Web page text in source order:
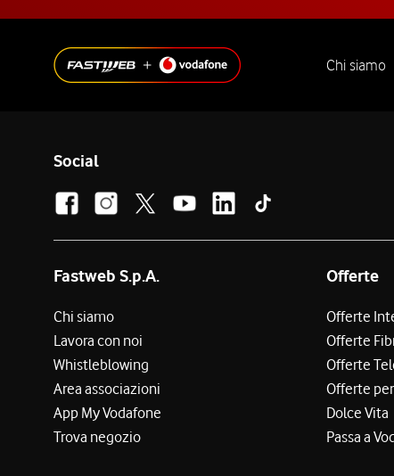
Chi siamo
Social
Fastweb S.p.A.
Chi siamo
Lavora con noi
Whistleblowing
Area associazioni
App My Vodafone
Trova negozio
Offerte
Offerte
Offerte
Offerte
Offerte
Dolce Vita
Passa a